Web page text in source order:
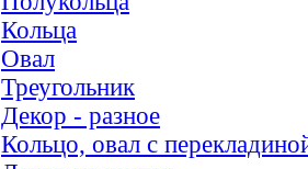
Кольца
Овал
Треугольник
Декор - разное
Кольцо, овал с